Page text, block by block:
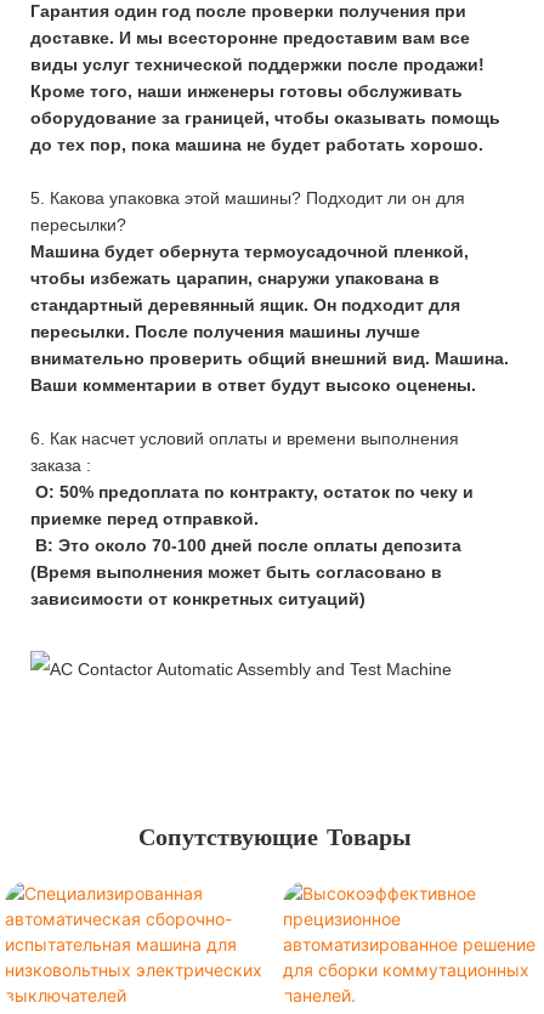
Гарантия один год после проверки получения при
доставке. И мы всесторонне предоставим вам все
виды услуг технической поддержки после продажи!
Кроме того, наши инженеры готовы обслуживать
оборудование за границей, чтобы оказывать помощь
до тех пор, пока машина не будет работать хорошо.
5. Какова упаковка этой машины? Подходит ли он для
пересылки?
Машина будет обернута термоусадочной пленкой,
чтобы избежать царапин, снаружи упакована в
стандартный деревянный ящик. Он подходит для
пересылки. После получения машины лучше
внимательно проверить общий внешний вид. Машина.
Ваши комментарии в ответ будут высоко оценены.
6. Как насчет условий оплаты и времени выполнения
заказа :
О: 50% предоплата по контракту, остаток по чеку и
приемке перед отправкой.
B: Это около 70-100 дней после оплаты депозита
(Время выполнения может быть согласовано в
зависимости от конкретных ситуаций)
Сопутствующие Товары